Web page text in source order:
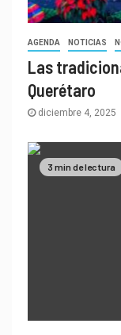
AGENDA NOTICIAS
Las
Querétaro
diciembre 4, 2025
3 min de lectura